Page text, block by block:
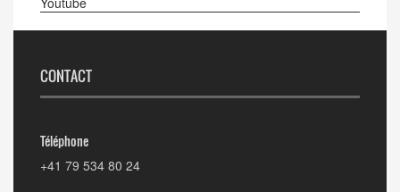
CONTACT
Téléphone
+41 79 534 80 24